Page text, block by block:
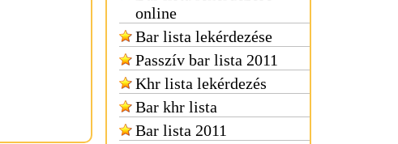
online
Bar lista lekérdezése
Passzív bar lista 2011
Khr lista lekérdezés
Bar khr lista
Bar lista 2011